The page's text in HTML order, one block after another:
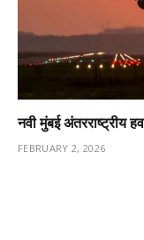
नवी मुंबई
FEBRUARY 2, 2026